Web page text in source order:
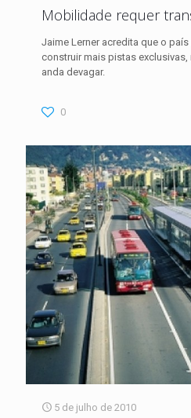
Mobilidade requer
Jaime Lerner acredita que o
construir mais pistas
anda devagar.
0
5 de julho de 2010